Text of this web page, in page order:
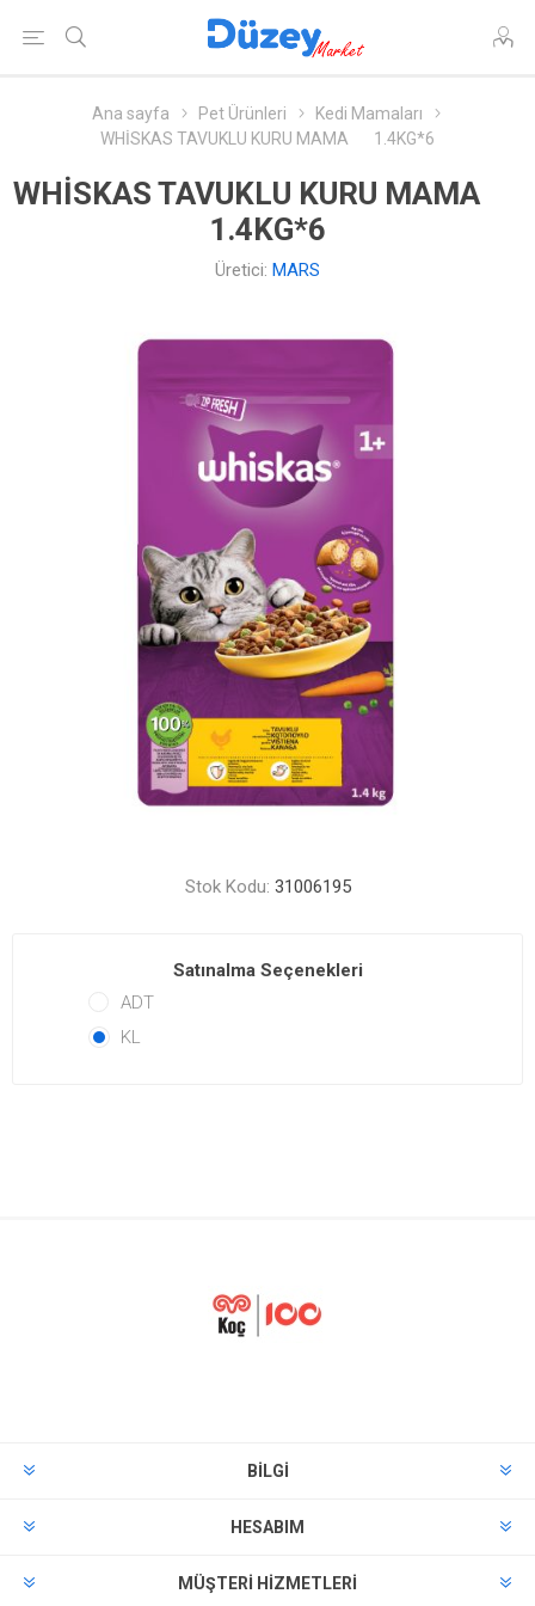
Ana sayfa Pet Ürünleri
Kedi Mamaları
WHİSKAS TAVUKLU KURU MAMA 1.4KG*6
WHİSKAS TAVUKLU KURU MAMA
1.4KG*6
Üretici: MARS
Stok Kodu: 31006195
Satınalma Seçenekleri
ADT
KL
BILGI
HESABIM
MÜŞTERI HIZMETLERI